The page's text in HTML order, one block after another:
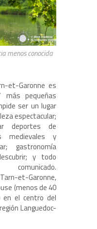
menos conocida
et-Garonne es
más pequeñas
ser un lugar
espectacular;
deportes de
medievales y
gastronomía
y todo
et-Garonne,
(menos de 40
en el centro del
Languedoc-